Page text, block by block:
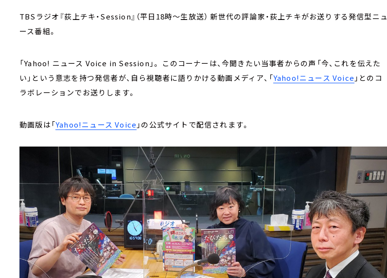
TBSラジオ『荻上チキ・Session』（平日18時～生放送） 新世代の評論家・荻上チキがお送りする発信型ニュ
ース番組。
「Yahoo! ニュース Voice in Session」。 このコーナーは、今聞きたい当事者からの声――「今、これを伝えた
い」という意志を持つ発信者が、自ら視聴者に語りかける動画メディア、「Yahoo!ニュース Voice 」とのコ
ラボレーションでお送りします。
動画版は「Yahoo!ニュース Voice 」の公式サイトで配信されます。